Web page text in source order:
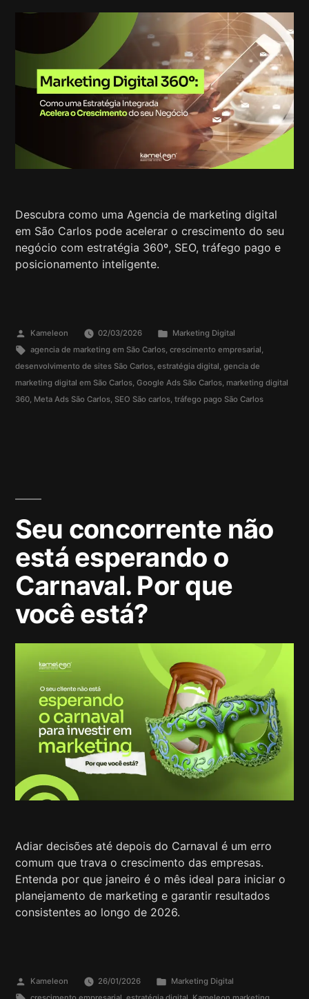
Descubra como uma Agencia de marketing digital
em São Carlos pode acelerar o crescimento do seu
negócio com estratégia 360º, SEO, tráfego pago e
posicionamento inteligente.
Kameleon 02/03/2026
Marketing Digital
agencia de marketing em São Carlos, crescimento empresarial,
desenvolvimento de sites São Carlos, estratégia digital, gencia de
marketing digital em São Carlos, Google Ads São Carlos, marketing digital
360, Meta Ads São Carlos, SEO São carlos, tráfego pago São Carlos
Seu concorrente não
está esperando o
Carnaval. Por que
você está?
Adiar decisões até depois do Carnaval é um erro
comum que trava o crescimento das empresas.
Entenda por que janeiro é o mês ideal para iniciar o
planejamento de marketing e garantir resultados
consistentes ao longo de 2026.
Kameleon 26/01/2026
Marketing Digital